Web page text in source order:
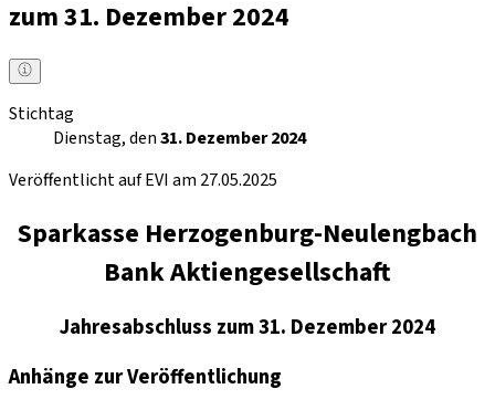
zum 31. Dezember 2024
Stichtag
Dienstag, den31. Dezember 2024
Veröffentlicht auf EVI am 27.05.2025
Sparkasse Herzogenburg-Neulengbach
Bank Aktiengesellschaft
Jahresabschluss zum 31. Dezember 2024
Anhänge zur Veröffentlichung